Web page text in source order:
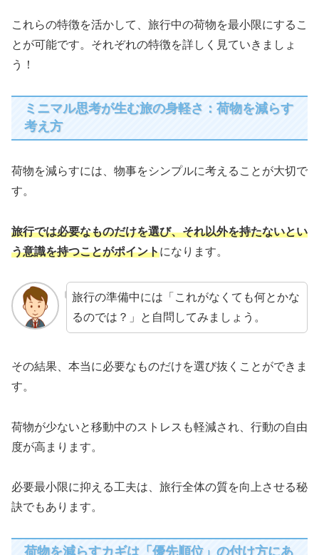
これらの特徴を活かして、旅行中の荷物を最小限にするこ
とが可能です。それぞれの特徴を詳しく見ていきましょ
う！
ミニマル思考が生む旅の身軽さ：荷物を減らす
考え方
荷物を減らすには、物事をシンプルに考えることが大切で
す。
旅行では必要なものだけを選び、それ以外を持たないとい
う意識を持つことがポイントになります。
旅行の準備中には「これがなくても何とかな
るのでは？」と自問してみましょう。
その結果、本当に必要なものだけを選び抜くことができま
す。
荷物が少ないと移動中のストレスも軽減され、行動の自由
度が高まります。
必要最小限に抑える工夫は、旅行全体の質を向上させる秘
訣でもあります。
荷物を減らすカギは「優先順位」の付け方にあ